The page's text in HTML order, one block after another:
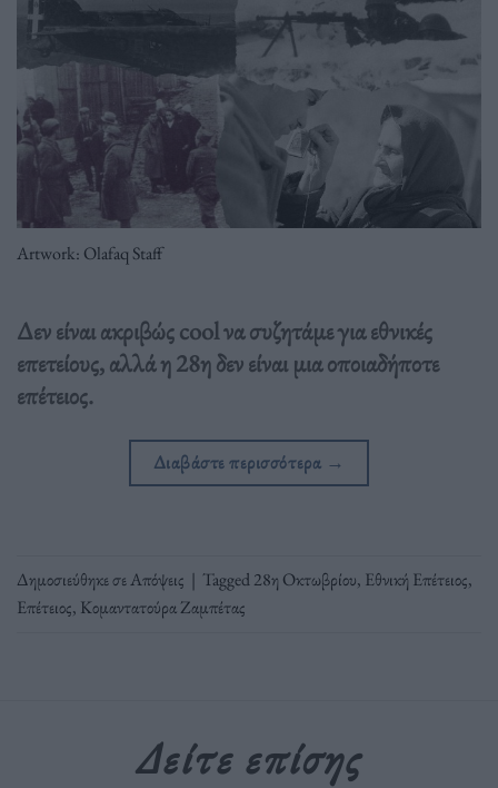
Artwork: Olafaq Staff
Δεν είναι ακριβώς cool να συζητάμε για εθνικές
επετείους, αλλά η 28η δεν είναι μια οποιαδήποτε
επέτειος.
Διαβάστε περισσότερα →
Δημοσιεύθηκε σεΑπόψεις | Tagged28η Οκτωβρίου, Εθνική Επέτειος,
Επέτειος, Κομαντατούρα Ζαμπέτας
Δείτε επίσης